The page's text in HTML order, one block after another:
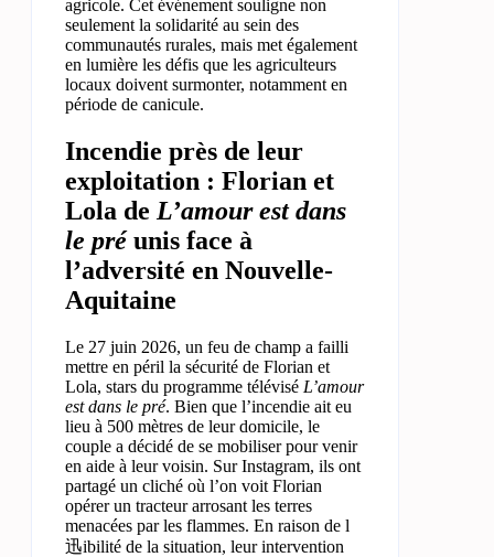
agricole. Cet événement souligne non
seulement la solidarité au sein des
communautés rurales, mais met également
en lumière les défis que les agriculteurs
locaux doivent surmonter, notamment en
période de canicule.
Incendie près de leur
exploitation : Florian et
Lola de L’amour est dans
le préunis face à
l’adversité en Nouvelle-
Aquitaine
Le 27 juin 2026, un feu de champ a failli
mettre en péril la sécurité de Florian et
Lola, stars du programme télévisé L’amour
est dans le pré. Bien que l’incendie ait eu
lieu à 500 mètres de leur domicile, le
couple a décidé de se mobiliser pour venir
en aide à leur voisin. Sur Instagram, ils ont
partagé un cliché où l’on voit Florian
opérer un tracteur arrosant les terres
menacées par les flammes. En raison de l
迅ibilité de la situation, leur intervention